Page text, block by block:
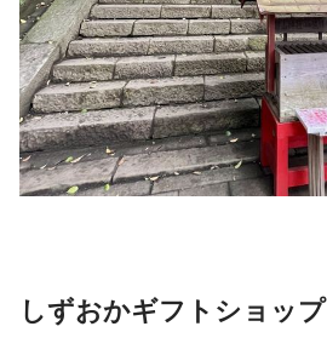
しずおかギフトショップ